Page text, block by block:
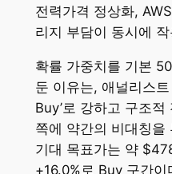
전력가격 정상화,
리지 부담이 동시에
확률 가중치를 기본
둔 이유는, 애널리스
Buy’로 강하고 구조
쪽에 약간의 비대칭을
기대 목표가는 약
+16.0%로 Buy 구간이